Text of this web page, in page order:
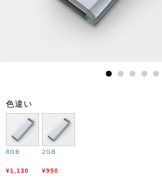
色違い
8GB
¥1,130
2GB
¥950